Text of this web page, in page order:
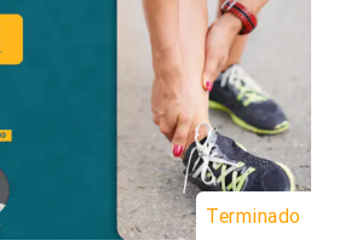
Terminado